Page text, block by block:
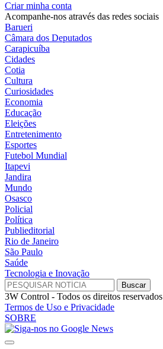
Criar minha conta
Acompanhe-nos através das redes sociais
Barueri
Câmara dos Deputados
Carapicuíba
Cidades
Cotia
Cultura
Curiosidades
Economia
Educação
Eleições
Entretenimento
Esportes
Futebol Mundial
Itapevi
Jandira
Mundo
Osasco
Policial
Política
Publieditorial
Rio de Janeiro
São Paulo
Saúde
Tecnologia e Inovação
3W Control - Todos os direitos reservados
Termos de Uso e Privacidade
SOBRE